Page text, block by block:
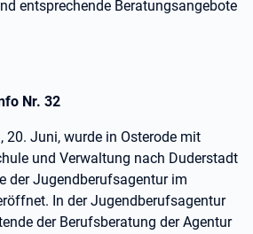
entsprechende Beratungsangebote
Nr. 32
20. Juni, wurde in Osterode mit
und Verwaltung nach Duderstadt
der Jugendberufsagentur im
In der Jugendberufsagentur
der Berufsberatung der Agentur